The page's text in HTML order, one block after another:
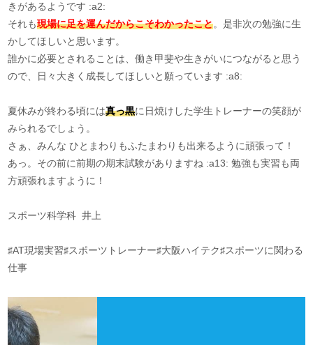
きがあるようです :a2:
それも現場に足を運んだからこそわかったこと。是非次の勉強に生
かしてほしいと思います。
誰かに必要とされることは、働き甲斐や生きがいにつながると思う
ので、日々大きく成長してほしいと願っています :a8:
夏休みが終わる頃には真っ黒に日焼けした学生トレーナーの笑顔が
みられるでしょう。
さぁ、みんな ひとまわりもふたまわりも出来るように頑張って！
あっ。その前に前期の期末試験がありますね :a13: 勉強も実習も両
方頑張れますように！
スポーツ科学科 井上
♯AT現場実習♯スポーツトレーナー♯大阪ハイテク♯スポーツに関わる
仕事